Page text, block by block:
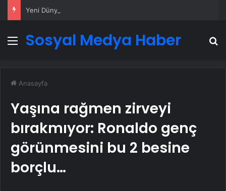
Menü
Sosyal Medya Haber
Anasayfa
Yaşına rağmen zirveyi
bırakmıyor: Ronaldo genç
görünmesini bu 2 besine
borçlu…